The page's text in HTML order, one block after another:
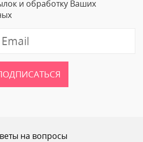
и обработку Ваших
на вопросы